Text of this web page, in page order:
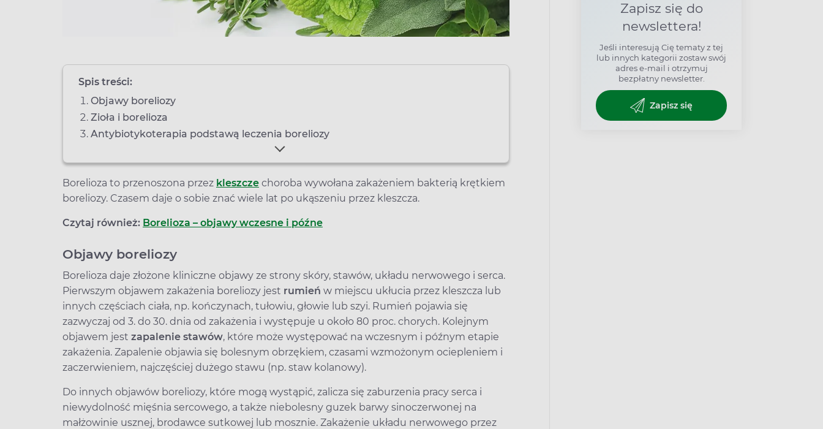
Spis treści:
Objawy boreliozy
Zioła i borelioza
Antybiotykoterapia podstawą leczenia boreliozy
Borelioza to przenoszona przez kleszcze choroba wywołana zakażeniem bakterią krętkiem
boreliozy. Czasem daje o sobie znać wiele lat po ukąszeniu przez kleszcza.
Czytaj również: Borelioza – objawy wczesne i późne
Objawy boreliozy
Borelioza daje złożone kliniczne objawy ze strony skóry, stawów, układu nerwowego i serca.
Pierwszym objawem zakażenia boreliozy jest rumień w miejscu ukłucia przez kleszcza lub
innych częściach ciała, np. kończynach, tułowiu, głowie lub szyi. Rumień pojawia się
zazwyczaj od 3. do 30. dnia od zakażenia i występuje u około 80 proc. chorych. Kolejnym
objawem jest zapalenie stawów, które może występować na wczesnym i późnym etapie
zakażenia. Zapalenie objawia się bolesnym obrzękiem, czasami wzmożonym ociepleniem i
zaczerwieniem, najczęściej dużego stawu (np. staw kolanowy).
Do innych objawów boreliozy, które mogą wystąpić, zalicza się zaburzenia pracy serca i
niewydolność mięśnia sercowego, a także niebolesny guzek barwy sinoczerwonej na
małżowinie usznej, brodawce sutkowej lub mosznie. Zakażenie układu nerwowego przez
Zapisz się do
newslettera!
Jeśli interesują Cię tematy z tej
lub innych kategorii zostaw swój
adres e-mail i otrzymuj
bezpłatny newsletter.
Zapisz się